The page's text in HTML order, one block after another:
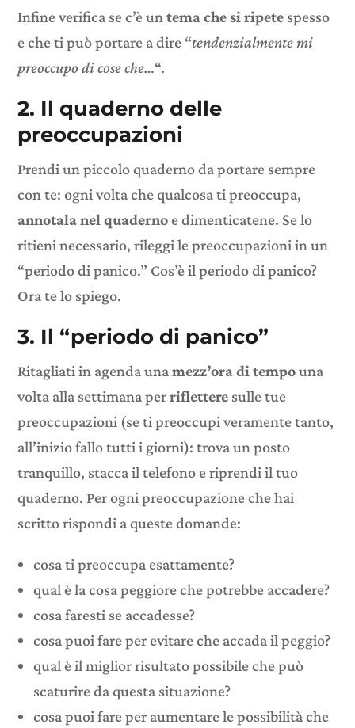
Infine verifica se c’è untema che si ripete spesso
e che ti può portare a dire “tendenzialmente mi
preoccupo di cose che…“.
2. Il quaderno delle
preoccupazioni
Prendi un piccolo quaderno da portare sempre
con te: ogni volta che qualcosa ti preoccupa,
annotala nel quadernoe dimenticatene. Se lo
ritieni necessario, rileggi le preoccupazioni in un
“periodo di panico.” Cos’è il periodo di panico?
Ora te lo spiego.
3. Il “periodo di panico”
Ritagliati in agenda unamezz’ora di tempouna
volta alla settimana perriflettere sulle tue
preoccupazioni (se ti preoccupi veramente tanto,
all’inizio fallo tutti i giorni): trova un posto
tranquillo, stacca il telefono e riprendi il tuo
quaderno. Per ogni preoccupazione che hai
scritto rispondi a queste domande:
cosa ti preoccupa esattamente?
qual è la cosa peggiore che potrebbe accadere?
cosa faresti se accadesse?
cosa puoi fare per evitare che accada il peggio?
qual è il miglior risultato possibile che può
scaturire da questa situazione?
cosa puoi fare per aumentare le possibilità che